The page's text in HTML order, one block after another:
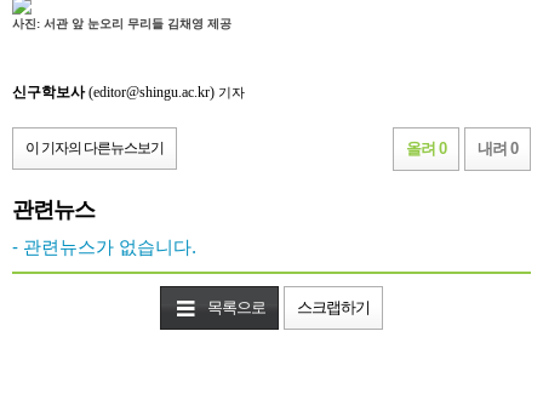
사진: 서관 앞 눈오리 무리들 김채영 제공
신구학보사(editor@shingu.ac.kr) 기자
이 기자의 다른뉴스보기 올려 0 내려 0
관련뉴스
- 관련뉴스가 없습니다.
목록으로 스크랩하기